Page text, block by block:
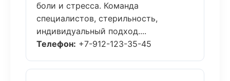
боли и стресса. Команда
специалистов, стерильность,
индивидуальный подход....
Телефон: +7-912-123-35-45